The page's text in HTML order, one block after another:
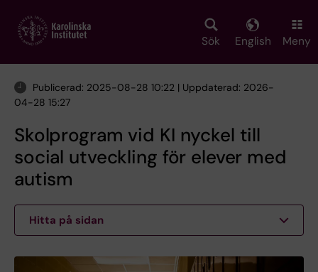
main
Sök English Meny
Publicerad: 2025-08-28 10:22 | Uppdaterad: 2026-
04-28 15:27
Skolprogram vid KI nyckel till
social utveckling för elever med
autism
Hitta på sidan